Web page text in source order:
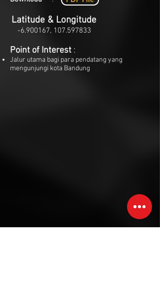
Point of Interest :
Jalur utama bagi para pendatang yang
mengunjungi kota Bandung
Latitude & Longitude
-6.900167, 107.597833